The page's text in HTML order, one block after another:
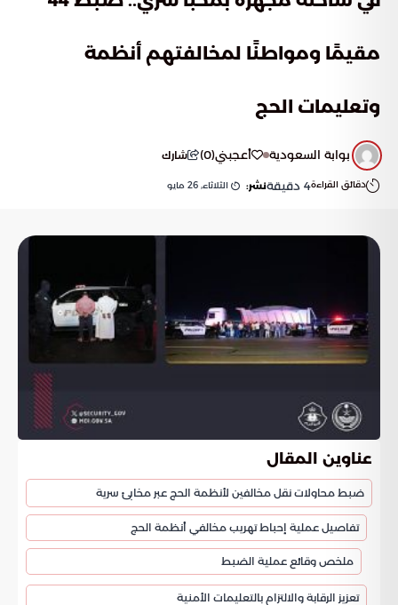
مقيمًا ومواطنًا لمخالفتهم أنظمة
وتعليمات الحج
بوابة السعودية أعجبني(
0
) شارك
دقائق القراءة4 دقيقةنشر: الثلاثاء, 26 مايو
عناوين المقال
ضبط محاولات نقل مخالفين لأنظمة الحج عبر مخابئ سرية
تفاصيل عملية إحباط تهريب مخالفي أنظمة الحج
ملخص وقائع عملية الضبط
تعزيز الرقابة والالتزام بالتعليمات الأمنية